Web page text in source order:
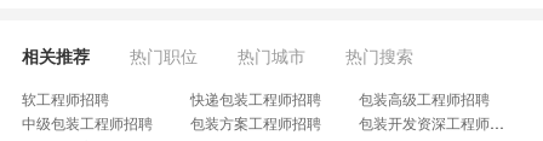
相关推荐 热门职位 热门城市 热门搜索
软工程师招聘 快递包装工程师招聘
包装高级工程师招聘
中级包装工程师招聘
包装方案工程师招聘
包装开发资深工程师招聘